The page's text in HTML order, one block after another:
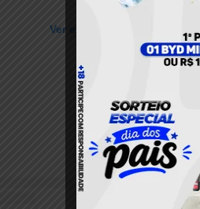
Ver essa foto no Instagram